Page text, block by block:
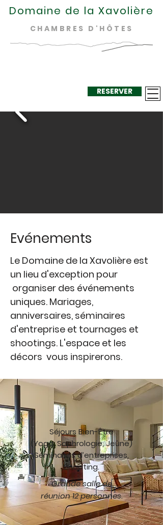
Domaine de la Xavolière
CHAMBRES D'HÔTES
RESERVER
Evénements
Le Domaine de la Xavolière est
un lieu d'exception pour
organiser des événements
uniques. Mariages,
anniversaires, séminaires
d'entreprise et tournages et
shootings. L'espace et les
décors vous inspirerons.
Séjours Bien-Être
(Yoga, Sophrologie, Jeûne)
Séminaires d’entreprises,
Shooting.
Grande salle de
réunion 12 personnes.